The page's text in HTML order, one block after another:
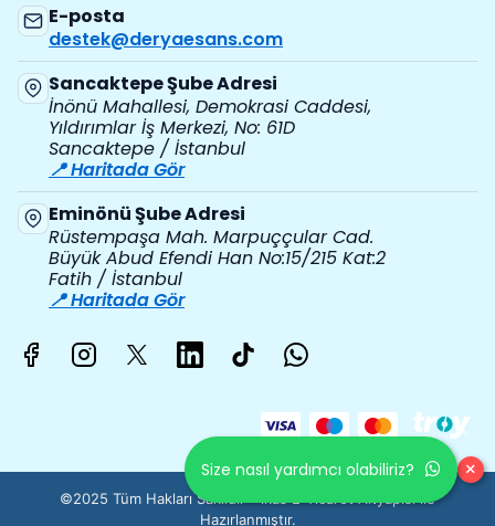
E-posta
destek@deryaesans.com
Sancaktepe Şube Adresi
İnönü Mahallesi, Demokrasi Caddesi,
Yıldırımlar İş Merkezi, No: 61D
Sancaktepe / İstanbul
📍 Haritada Gör
Eminönü Şube Adresi
Rüstempaşa Mah. Marpuççular Cad.
Büyük Abud Efendi Han No:15/215 Kat:2
Fatih / İstanbul
📍 Haritada Gör
©2025 Tüm Hakları Saklıdır - ikas E-Ticaret
Altyapısı ile
Hazırlanmıştır.
Size nasıl yardımcı olabiliriz? ×